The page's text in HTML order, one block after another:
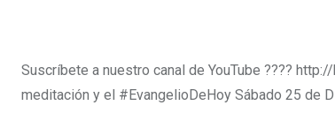
Suscríbete a nuestro canal de YouTube ????
meditación y el #EvangelioDeHoy Sábado 25 de